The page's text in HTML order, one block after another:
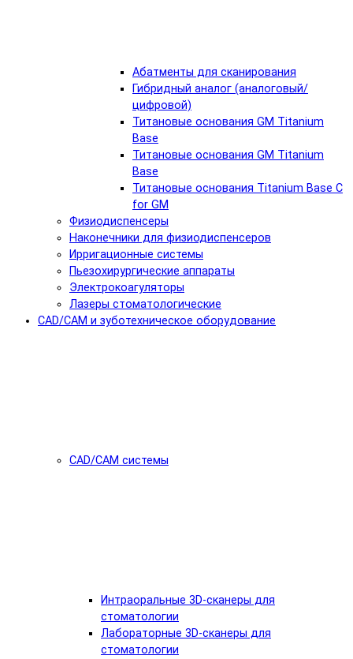
Абатменты для сканирования
Гибридный аналог (аналоговый/
цифровой)
Титановые основания GM Titanium
Base
Титановые основания GM Titanium
Base
Титановые основания Titanium Base C
for GM
Физиодиспенсеры
Наконечники для физиодиспенсеров
Ирригационные системы
Пьезохирургические аппараты
Электрокоагуляторы
Лазеры стоматологические
CAD/CAM и зуботехническое оборудование
CAD/CAM системы
Интраоральные 3D-сканеры для
стоматологии
Лабораторные 3D-сканеры для
стоматологии